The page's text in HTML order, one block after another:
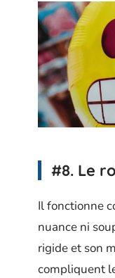
#8. Le
Il fonctionne
nuance ni
rigide et son
compliquent